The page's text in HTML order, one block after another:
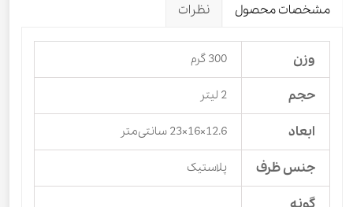
مشخصات محصول نظرات
وزن 300 گرم
حجم 2 لیتر
ابعاد 12.6×16×23 سانتی‌متر
جنس ظرف پلاستیک